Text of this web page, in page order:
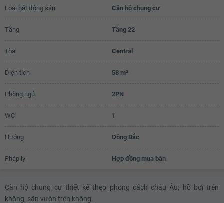
3.11 tỷ
3.13 tỷ
3.15 tỷ
Loại bất động sản Căn hộ chung cư
Tầng Tầng 22
Tòa Central
Diện tích 58 m²
Phòng ngủ 2PN
WC 1
Hướng Đông Bắc
Pháp lý Hợp đồng mua bán
Căn hộ chung cư thiết kế theo phong cách châu Âu; hồ bơi trên
không, sân vườn trên không.